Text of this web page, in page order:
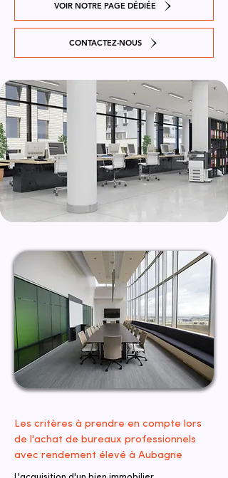
VOIR NOTRE PAGE DÉDIÉE
CONTACTEZ-NOUS
Les critères à prendre en compte lors
de l'achat de bureaux professionnels
avec rendement élevé à Aubagne